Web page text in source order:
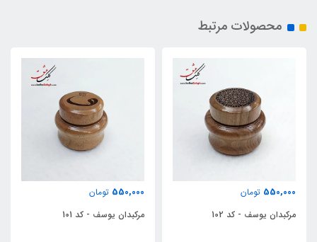
محصولات مرتبط
550,000 تومان
مرکبدان یوسف - کد 101
ناموجود
دوات چوبی - طرح سفینه فضایی